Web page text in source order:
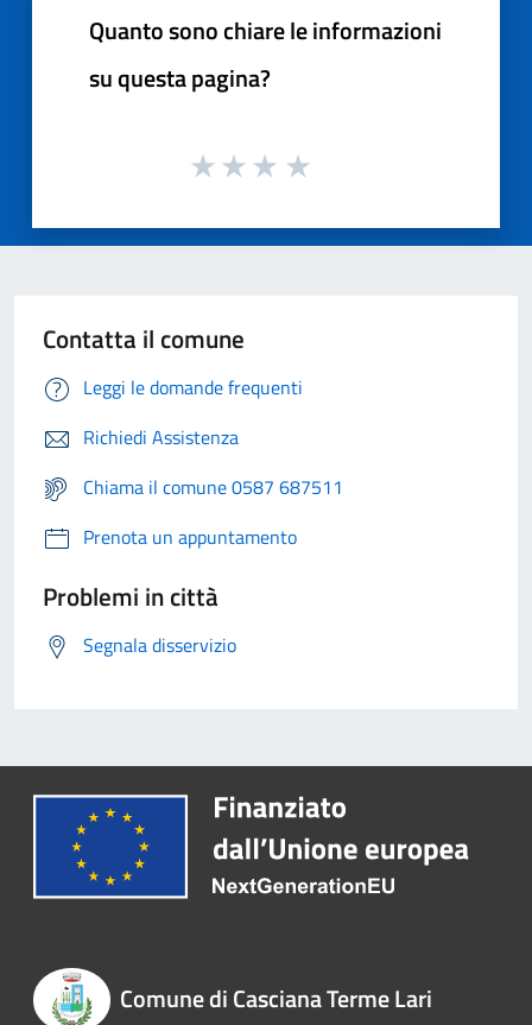
Quanto sono chiare le informazioni
su questa pagina?
Contatta il comune
Leggi le domande frequenti
Richiedi Assistenza
Chiama il comune 0587 687511
Prenota un appuntamento
Problemi in città
Segnala disservizio
Comune di Casciana Terme Lari